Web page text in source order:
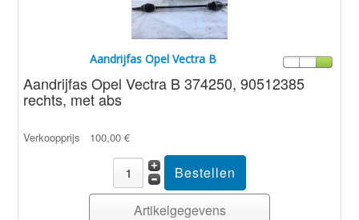
Aandrijfas Opel Vectra B
Aandrijfas Opel Vectra B 374250, 90512385
rechts, met abs
Verkoopprijs 100,00 €
Artikelgegevens